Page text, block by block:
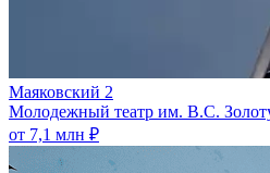
Маяковский 2
Молодежный театр им. В.С.
от 7,1 млн ₽